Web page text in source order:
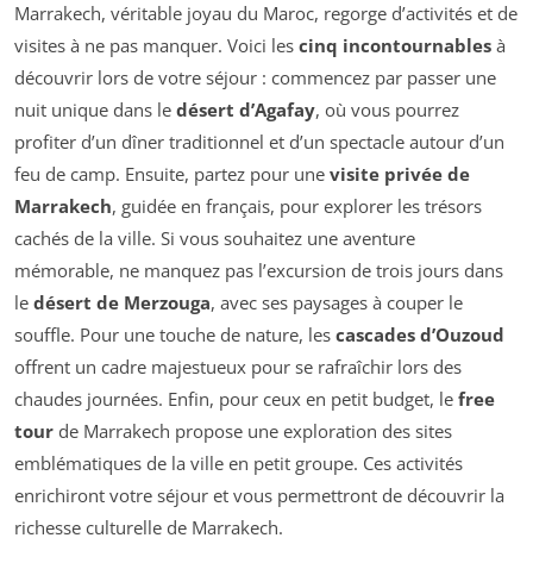
Marrakech, véritable joyau du Maroc, regorge d’activités et de
visites à ne pas manquer. Voici les cinq incontournables à
découvrir lors de votre séjour : commencez par passer une
nuit unique dans le désert d’Agafay, où vous pourrez
profiter d’un dîner traditionnel et d’un spectacle autour d’un
feu de camp. Ensuite, partez pour une visite privée de
Marrakech, guidée en français, pour explorer les trésors
cachés de la ville. Si vous souhaitez une aventure
mémorable, ne manquez pas l’excursion de trois jours dans
le désert de Merzouga, avec ses paysages à couper le
souffle. Pour une touche de nature, les cascades d’Ouzoud
offrent un cadre majestueux pour se rafraîchir lors des
chaudes journées. Enfin, pour ceux en petit budget, le free
tour de Marrakech propose une exploration des sites
emblématiques de la ville en petit groupe. Ces activités
enrichiront votre séjour et vous permettront de découvrir la
richesse culturelle de Marrakech.